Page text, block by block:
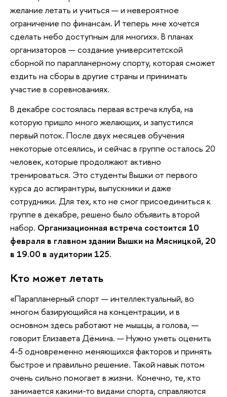
желание летать и учиться — и невероятное
ограничение по финансам. И теперь мне хочется
сделать небо доступным для многих». В планах
организаторов — создание университетской
сборной по парапланерному спорту, которая сможет
ездить на сборы в другие страны и принимать
участие в соревнованиях.
В декабре состоялась первая встреча клуба, на
которую пришло много желающих, и запустился
первый поток. После двух месяцев обучения
некоторые отсеялись, и сейчас в группе осталось 20
человек, которые продолжают активно
тренироваться. Это студенты Вышки от первого
курса до аспирантуры, выпускники и даже
сотрудники. Для тех, кто не смог присоединиться к
группе в декабре, решено было объявить второй
набор. Организационная встреча состоится 10
февраля в главном здании Вышки на Мясницкой, 20
в 19.00 в аудитории 125.
Кто может летать
«Парапланерный спорт — интеллектуальный, во
многом базирующийся на концентрации, и в
основном здесь работают не мышцы, а голова, —
говорит Елизавета Дёмина. — Нужно уметь оценить
4-5 одновременно меняющихся факторов и принять
быстрое и правильно решение. Такой навык потом
очень сильно помогает в жизни. Конечно, те, кто
занимается какими-то видами спорта, справляются